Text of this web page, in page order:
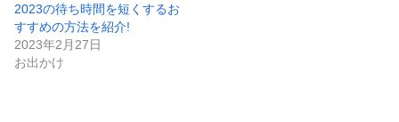
2023の待ち時間を短くするお
すすめの方法を紹介!
2023年2月27日
お出かけ